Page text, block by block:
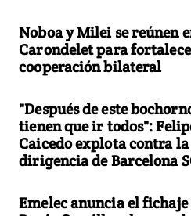
Noboa y Milei se reúnen
Carondelet para
cooperación bilateral
"Después de este
tienen que ir todos":
Caicedo explota contra la
dirigencia de Barcelona
Emelec anuncia el fichaje